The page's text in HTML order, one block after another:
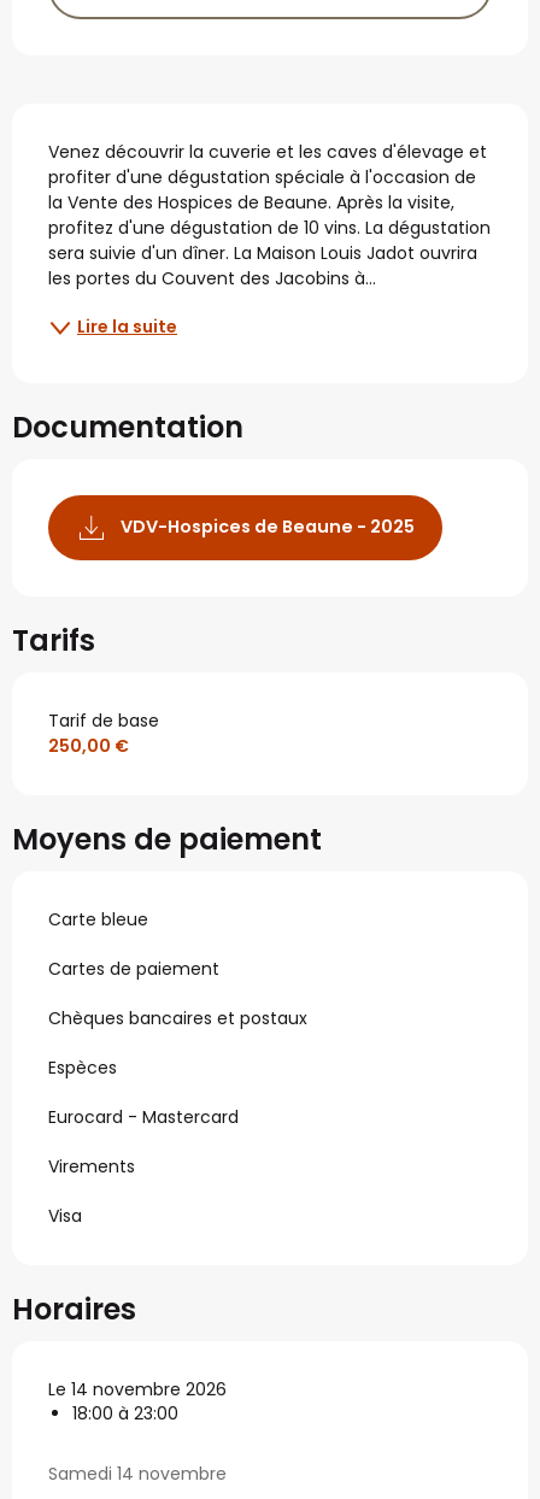
Description
Venez découvrir la cuverie et les caves d'élevage et
profiter d'une dégustation spéciale à l'occasion de
la Vente des Hospices de Beaune. Après la visite,
profitez d'une dégustation de 10 vins. La dégustation
sera suivie d'un dîner. La Maison Louis Jadot ouvrira
les portes du Couvent des Jacobins à...
Lire la suite
Documentation
VDV-Hospices de Beaune - 2025
Tarifs
Tarif de base
250,00 €
Moyens de paiement
Carte bleue
Cartes de paiement
Chèques bancaires et postaux
Espèces
Eurocard - Mastercard
Virements
Visa
Horaires
Le 14 novembre 2026
18:00 à 23:00
Samedi 14 novembre